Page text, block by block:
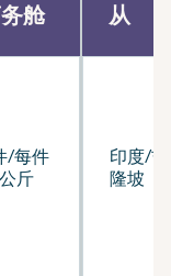
舱
/每件
斤
从
印度/吉
隆坡